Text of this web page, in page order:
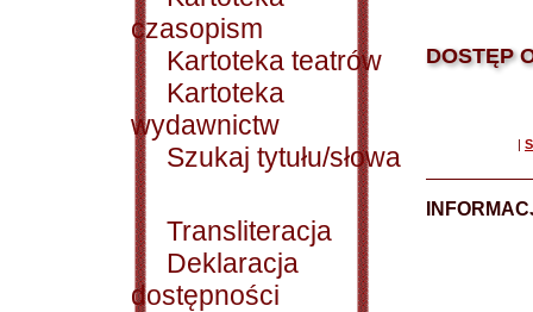
czasopism
Kartoteka teatrów
Kartoteka
wydawnictw
Szukaj tytułu/słowa
Transliteracja
Deklaracja
dostępności
DOSTĘP
|